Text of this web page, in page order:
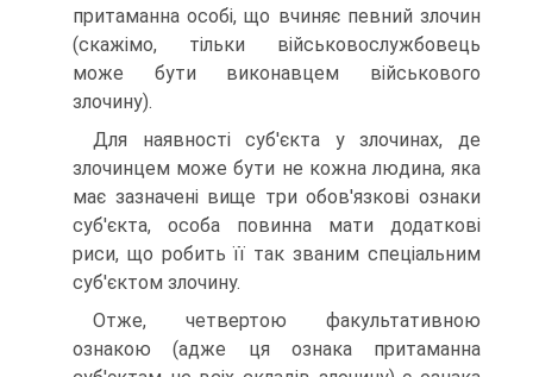
притаманна особі, що вчиняє певний злочин
(скажімо, тільки військовослужбовець
може бути виконавцем військового
злочину).
Для наявності суб'єкта у злочинах, де
злочинцем може бути не кожна людина, яка
має зазначені вище три обов'язкові ознаки
суб'єкта, особа повинна мати додаткові
риси, що робить її так званим спеціальним
суб'єктом злочину.
Отже, четвертою факультативною
ознакою (адже ця ознака притаманна